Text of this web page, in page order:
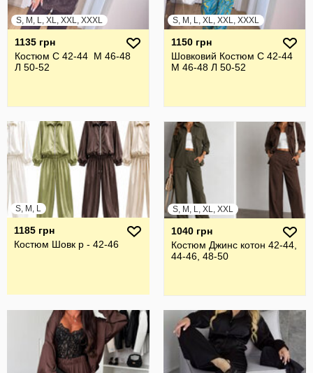
S, M, L, XL, XXL, XXXL
1135 грн
Костюм С 42-44 М 46-48
Л 50-52
S, M, L, XL, XXL, XXXL
1150 грн
Шовковий Костюм С 42-44
М 46-48 Л 50-52
S, M, L
1185 грн
Костюм Шовк р - 42-46
S, M, L, XL, XXL
1040 грн
Костюм Джинс котон 42-44,
44-46, 48-50